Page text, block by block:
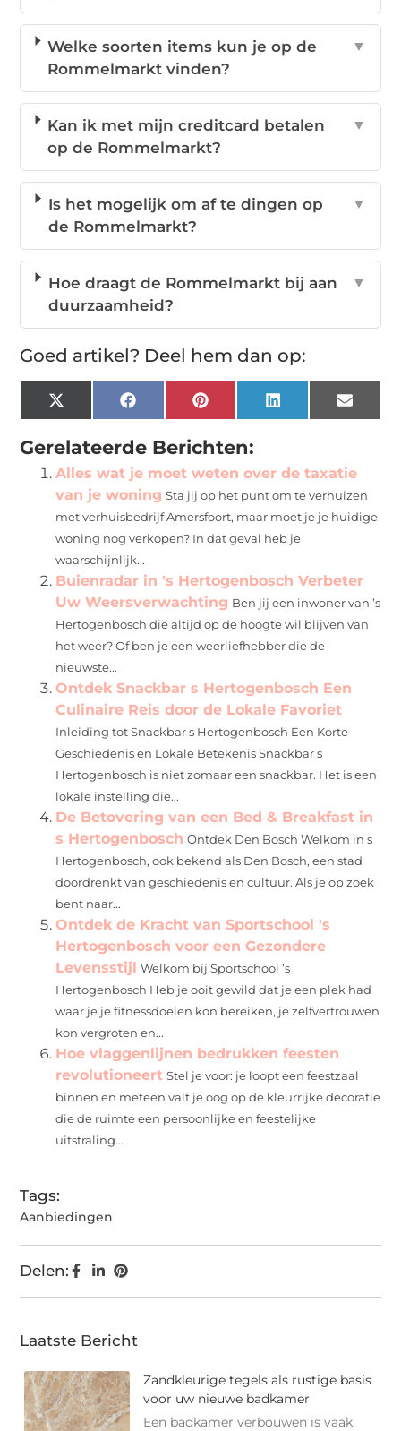
Welke soorten items kun je op de
Rommelmarkt vinden?
▼
Kan ik met mijn creditcard betalen
op de Rommelmarkt?
▼
Is het mogelijk om af te dingen op
de Rommelmarkt?
▼
Hoe draagt de Rommelmarkt bij aan
duurzaamheid?
▼
Goed artikel? Deel hem dan op:
X
(Twitter)
FacebookPinterest LinkedIn Email
Gerelateerde Berichten:
Alles wat je moet weten over de taxatie
van je woning Sta jij op het punt om te verhuizen
met verhuisbedrijf Amersfoort, maar moet je je huidige
woning nog verkopen? In dat geval heb je
waarschijnlijk...
Buienradar in 's Hertogenbosch Verbeter
Uw Weersverwachting Ben jij een inwoner van ’s
Hertogenbosch die altijd op de hoogte wil blijven van
het weer? Of ben je een weerliefhebber die de
nieuwste...
Ontdek Snackbar s Hertogenbosch Een
Culinaire Reis door de Lokale Favoriet
Inleiding tot Snackbar s Hertogenbosch Een Korte
Geschiedenis en Lokale Betekenis Snackbar s
Hertogenbosch is niet zomaar een snackbar. Het is een
lokale instelling die...
De Betovering van een Bed & Breakfast in
s Hertogenbosch Ontdek Den Bosch Welkom in s
Hertogenbosch, ook bekend als Den Bosch, een stad
doordrenkt van geschiedenis en cultuur. Als je op zoek
bent naar...
Ontdek de Kracht van Sportschool 's
Hertogenbosch voor een Gezondere
Levensstijl Welkom bij Sportschool ’s
Hertogenbosch Heb je ooit gewild dat je een plek had
waar je je fitnessdoelen kon bereiken, je zelfvertrouwen
kon vergroten en...
Hoe vlaggenlijnen bedrukken feesten
revolutioneert Stel je voor: je loopt een feestzaal
binnen en meteen valt je oog op de kleurrijke decoratie
die de ruimte een persoonlijke en feestelijke
uitstraling...
Tags:
Aanbiedingen
Delen:
Laatste Bericht
Zandkleurige tegels als rustige basis
voor uw nieuwe badkamer
Een badkamer verbouwen is vaak